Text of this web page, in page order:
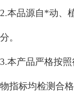
2.本品源自*动、
分。
3.本产品严格按
物指标均检测合格